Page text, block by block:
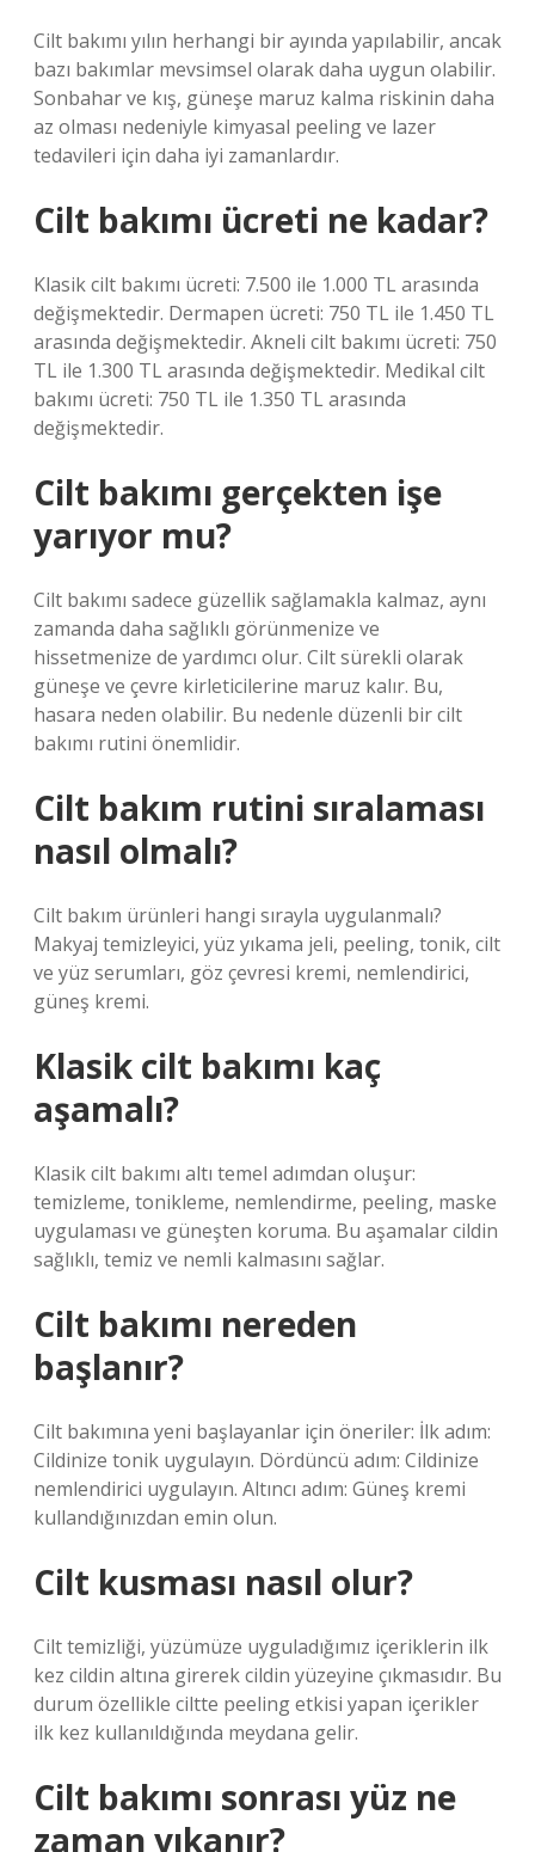
Cilt bakımı yılın herhangi bir ayında yapılabilir, ancak
bazı bakımlar mevsimsel olarak daha uygun olabilir.
Sonbahar ve kış, güneşe maruz kalma riskinin daha
az olması nedeniyle kimyasal peeling ve lazer
tedavileri için daha iyi zamanlardır.
Cilt bakımı ücreti ne kadar?
Klasik cilt bakımı ücreti: 7.500 ile 1.000 TL arasında
değişmektedir. Dermapen ücreti: 750 TL ile 1.450 TL
arasında değişmektedir. Akneli cilt bakımı ücreti: 750
TL ile 1.300 TL arasında değişmektedir. Medikal cilt
bakımı ücreti: 750 TL ile 1.350 TL arasında
değişmektedir.
Cilt bakımı gerçekten işe
yarıyor mu?
Cilt bakımı sadece güzellik sağlamakla kalmaz, aynı
zamanda daha sağlıklı görünmenize ve
hissetmenize de yardımcı olur. Cilt sürekli olarak
güneşe ve çevre kirleticilerine maruz kalır. Bu,
hasara neden olabilir. Bu nedenle düzenli bir cilt
bakımı rutini önemlidir.
Cilt bakım rutini sıralaması
nasıl olmalı?
Cilt bakım ürünleri hangi sırayla uygulanmalı?
Makyaj temizleyici, yüz yıkama jeli, peeling, tonik, cilt
ve yüz serumları, göz çevresi kremi, nemlendirici,
güneş kremi.
Klasik cilt bakımı kaç
aşamalı?
Klasik cilt bakımı altı temel adımdan oluşur:
temizleme, tonikleme, nemlendirme, peeling, maske
uygulaması ve güneşten koruma. Bu aşamalar cildin
sağlıklı, temiz ve nemli kalmasını sağlar.
Cilt bakımı nereden
başlanır?
Cilt bakımına yeni başlayanlar için öneriler: İlk adım:
Cildinize tonik uygulayın. Dördüncü adım: Cildinize
nemlendirici uygulayın. Altıncı adım: Güneş kremi
kullandığınızdan emin olun.
Cilt kusması nasıl olur?
Cilt temizliği, yüzümüze uyguladığımız içeriklerin ilk
kez cildin altına girerek cildin yüzeyine çıkmasıdır. Bu
durum özellikle ciltte peeling etkisi yapan içerikler
ilk kez kullanıldığında meydana gelir.
Cilt bakımı sonrası yüz ne
zaman yıkanır?